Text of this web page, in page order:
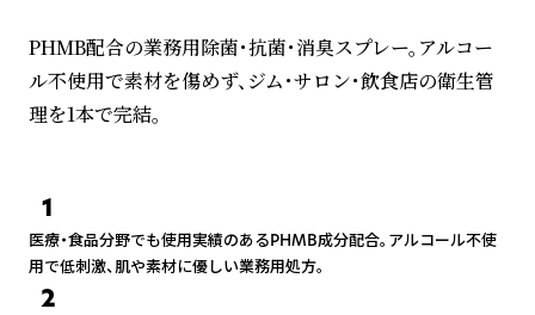
PHMB配合の業務用除菌・抗菌・消臭スプレー。アルコー
ル不使用で素材を傷めず、ジム・サロン・飲食店の衛生管
理を1本で完結。
1
医療・食品分野でも使用実績のあるPHMB成分配合。アルコール不使
用で低刺激、肌や素材に優しい業務用処方。
2